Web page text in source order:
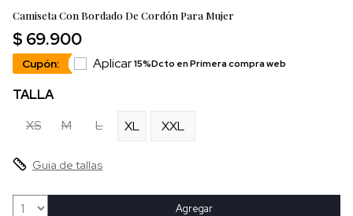
Camiseta Con Bordado De Cordón Para Mujer
$ 69.900
Cupón: Aplicar15%Dcto en Primera compra web
TALLA
XS
M L XL XXL
Guia de tallas
Agregar